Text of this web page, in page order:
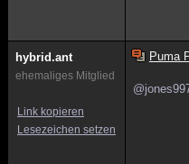
hybrid.ant
ehemaliges Mitglied
Link kopieren
Lesezeichen setzen
Puma